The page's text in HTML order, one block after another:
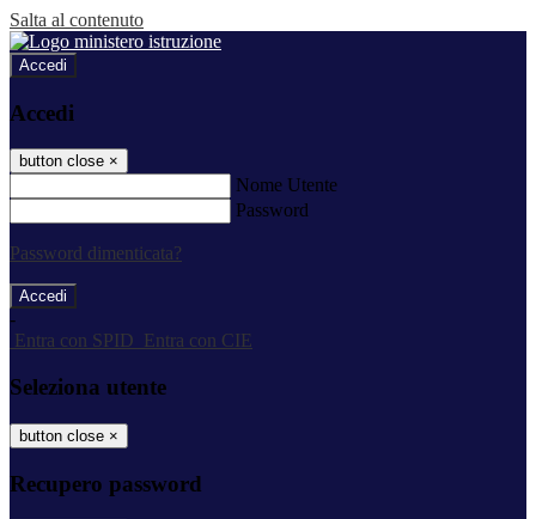
Salta al contenuto
Accedi
Accedi
button close ×
Nome Utente
Password
Password dimenticata?
-
Entra con SPID
Entra con CIE
Seleziona utente
button close ×
Recupero password